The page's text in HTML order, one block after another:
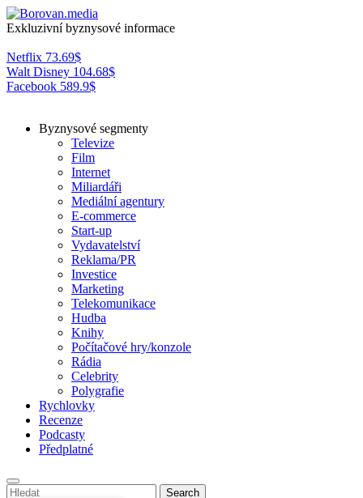
Exkluzivní byznysové informace
Netflix 73.69$
Walt Disney 104.68$
Facebook 589.9$
Byznysové segmenty
Televize
Film
Internet
Miliardáři
Mediální agentury
E-commerce
Start-up
Vydavatelství
Reklama/PR
Investice
Marketing
Telekomunikace
Hudba
Knihy
Počítačové hry/konzole
Rádia
Celebrity
Polygrafie
Rychlovky
Recenze
Podcasty
Předplatné